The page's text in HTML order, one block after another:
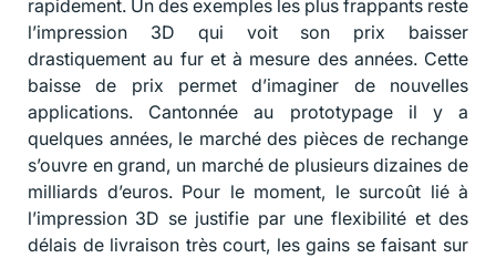
rapidement. Un des exemples les plus frappants reste
l’impression 3D qui voit son prix baisser
drastiquement au fur et à mesure des années. Cette
baisse de prix permet d’imaginer de nouvelles
applications. Cantonnée au prototypage il y a
quelques années, le marché des pièces de rechange
s’ouvre en grand, un marché de plusieurs dizaines de
milliards d’euros. Pour le moment, le surcoût lié à
l’impression 3D se justifie par une flexibilité et des
délais de livraison très court, les gains se faisant sur